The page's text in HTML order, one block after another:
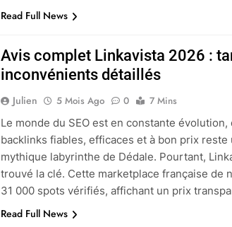
Read Full News
Avis complet Linkavista 2026 :
inconvénients détaillés
Julien 5 Mois Ago 0
7 Mins
Le monde du SEO est en constante
backlinks fiables, efficaces et à bon prix reste
mythique labyrinthe de Dédale. Pourtant,
trouvé la clé. Cette marketplace française de
31 000 spots vérifiés, affichant un prix
Read Full News